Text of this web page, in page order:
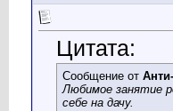
Цитата:
Сообщение от
Любимое занятие
себе на дачу.